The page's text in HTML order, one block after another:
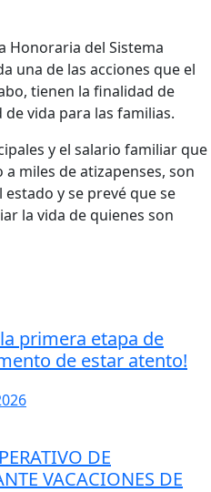
Honoraria del Sistema
una de las acciones que el
tienen la finalidad de
vida para las familias.
y el salario familiar que
miles de atizapenses, son
y se prevé que se
la vida de quienes son
primera etapa de
de estar atento!
DE
VACACIONES DE